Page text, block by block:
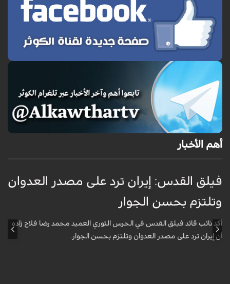
أهم الأخبار
فيلق القدس: إيران ترد على مصدر العدوان
وتلتزم بحسن الجوار
أكد نائب قائد فيلق القدس في الحرس الثوري العميد محمد رضا فلاح زاده
أن إيران ترد على مصدر العدوان وتلتزم بحسن الجوار.